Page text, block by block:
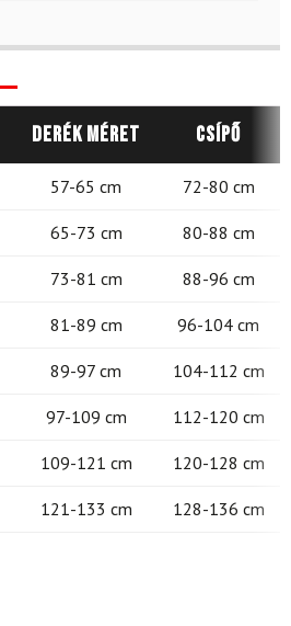
Derék méret Csípő
57-65 cm 72-80 cm
65-73 cm 80-88 cm
73-81 cm 88-96 cm
81-89 cm 96-104 cm
89-97 cm 104-112 cm
97-109 cm 112-120 cm
109-121 cm 120-128 cm
121-133 cm 128-136 cm